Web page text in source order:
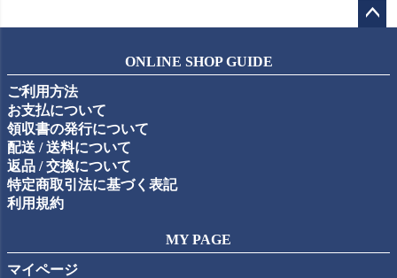
ップ
ONLINE SHOP GUIDE
ご利用方法
お支払について
領収書の発行について
配送 / 送料について
返品 / 交換について
特定商取引法に基づく表記
利用規約
MY PAGE
マイページ